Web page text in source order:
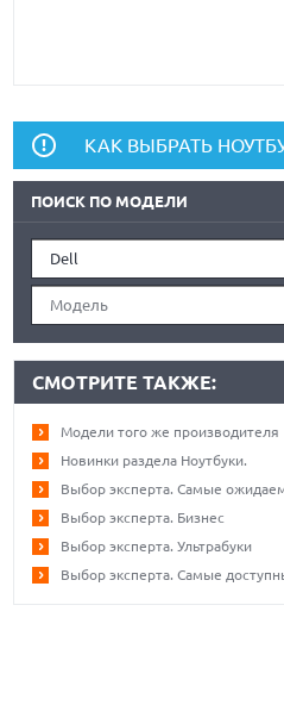
КАК ВЫБРАТЬ
ПОИСК ПО МОДЕЛИ
Dell
Модель
СМОТРИТЕ ТАКЖЕ:
Модели того же производителя
Новинки раздела Ноутбуки.
Выбор эксперта. Самые
Выбор эксперта. Бизнес
Выбор эксперта. Ультрабуки
Выбор эксперта. Самые